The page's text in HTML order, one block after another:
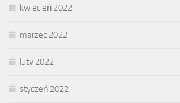
kwiecień 2022
marzec 2022
luty 2022
styczeń 2022